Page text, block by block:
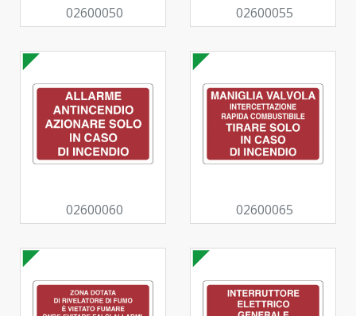
02600050 02600055
02600060 02600065